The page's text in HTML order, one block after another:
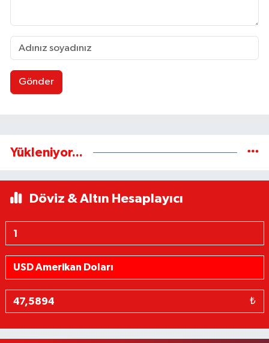
Gönder
Yükleniyor...
Döviz & Altın Hesaplayıcı
₺